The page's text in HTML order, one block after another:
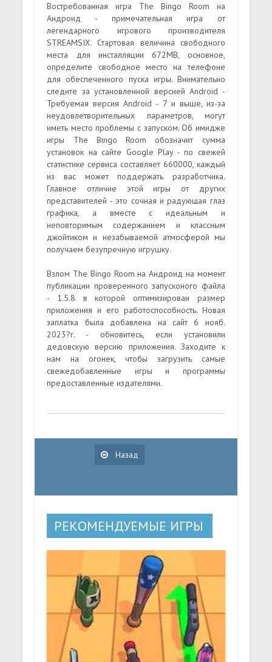
Востребованная игра The Bingo Room на
Андроид - примечательная игра от
легендарного игрового производителя
STREAMSIX. Стартовая величина свободного
места для инсталляции 672MB, основное,
определите свободное место на телефоне
для обеспеченного пуска игры. Внимательно
следите за установленной версией Android -
Требуемая версия Android - 7 и выше, из-за
неудовлетворительных параметров, могут
иметь место проблемы с запуском. Об имидже
игры The Bingo Room обозначит сумма
установок на сайте Google Play - по свежей
статистике сервиса составляет 660000, каждый
из вас может поддержать разработчика.
Главное отличие этой игры от других
представителей - это сочная и радующая глаз
графика, а вместе с идеальным и
неповторимым содержанием и классным
джойтиком и незабываемой атмосферой мы
получаем безупречную игрушку.
Взлом The Bingo Room на Андроид на момент
публикации проверенного запусконого файла
- 1.5.8 в которой оптимизирован размер
приложения и его работоспособность. Новая
заплатка была добавлена на сайт 6 нояб.
2023?г. - обновитесь, если установили
дедовскую версию приложения. Заходите к
нам на огонек, чтобы загрузить самые
свежедобавленные игры и программы
предоставленные издателями.
Назад
РЕКОМЕНДУЕМЫЕ ИГРЫ